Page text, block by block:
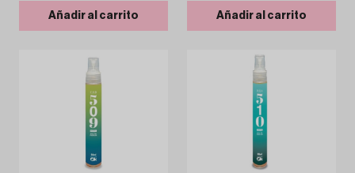
Añadir al carrito Añadir al carrito